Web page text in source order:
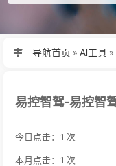
导航首页 » AI工具 »
今日点击：1 次
本月点击：1 次